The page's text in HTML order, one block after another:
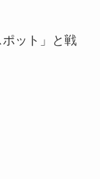
ット」と戦